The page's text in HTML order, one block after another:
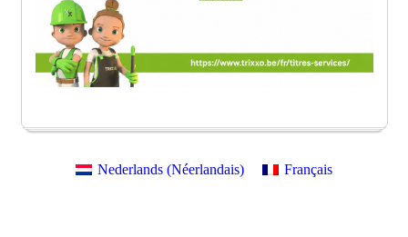
Nederlands (Néerlandais) Français